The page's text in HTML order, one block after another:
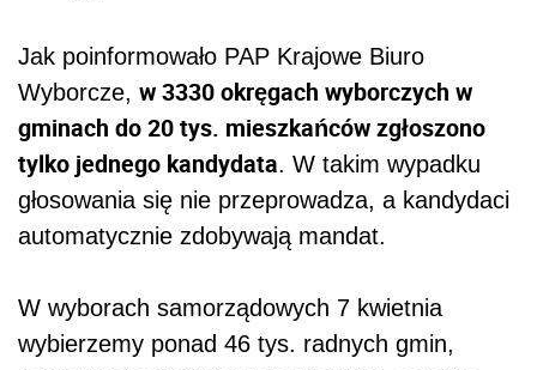
Jak poinformowało PAP Krajowe Biuro
Wyborcze, w 3330 okręgach wyborczych w
gminach do 20 tys. mieszkańców zgłoszono
tylko jednego kandydata. W takim wypadku
głosowania się nie przeprowadza, a kandydaci
automatycznie zdobywają mandat.
W wyborach samorządowych 7 kwietnia
wybierzemy ponad 46 tys. radnych gmin,